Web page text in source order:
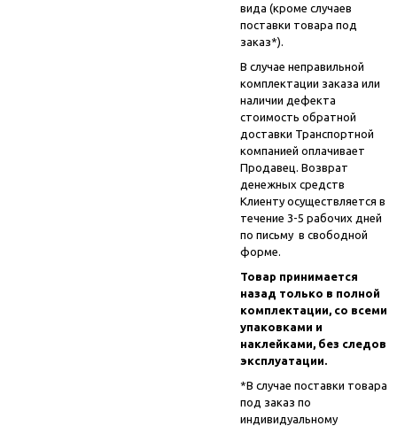
вида (кроме случаев
поставки товара под
заказ*).
В случае неправильной
комплектации заказа или
наличии дефекта
стоимость обратной
доставки Транспортной
компанией оплачивает
Продавец. Возврат
денежных средств
Клиенту осуществляется в
течение 3-5 рабочих дней
по письму в свободной
форме.
Товар принимается
назад только в полной
комплектации, со всеми
упаковками и
наклейками, без следов
эксплуатации.
*В случае поставки товара
под заказ по
индивидуальному